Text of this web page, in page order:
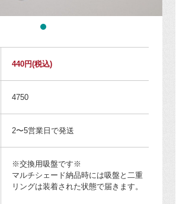
440円(税込)
4750
2〜5営業日で発送
※交換用吸盤です※
マルチシェード納品時には吸盤と二重
リングは装着された状態で届きます。